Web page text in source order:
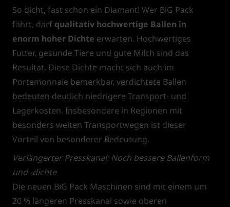
So dicht, fast schon ein Diamant! Wer BiG Pack
fährt, darf qualitativ hochwertige Ballen in
enorm hoher Dichte erwarten. Hochwertiges
Futter, gesunde Tiere und gute Milch sind das
Resultat. Diese Dichte macht sich auch im
Portemonnaie bemerkbar, verdichtete Ballen
bedeuten deutlich niedrigere Transport- und
Lagerkosten. Insbesondere in Regionen mit
besonders weiten Transportwegen ist dieser
Vorteil von besonderer Bedeutung.
Verlängerter Presskanal: Noch bessere Ballenform
und -dichte
Die neuen BiG Pack Maschinen sind mit einem um
20 % längeren Presskanal sowie oberen